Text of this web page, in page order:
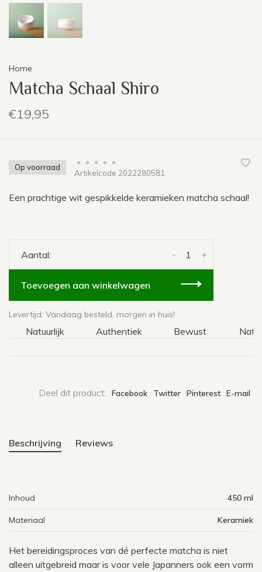
Home
Matcha Schaal Shiro
€19,95
Op voorraad
• • • •
•
Artikelcode 2022280581
Een prachtige wit gespikkelde keramieken matcha schaal!
Aantal: +
-
Toevoegen aan winkelwagen
Levertijd: Vandaag besteld, morgen in huis!
Natuurlijk Authentiek Bewust
Deel dit product: Facebook Twitter Pinterest E-mail
Beschrijving Reviews
Inhoud 450 ml
Materiaal Keramiek
Het bereidingsproces van dé perfecte matcha is niet
alleen uitgebreid maar is voor vele Japanners ook een vorm